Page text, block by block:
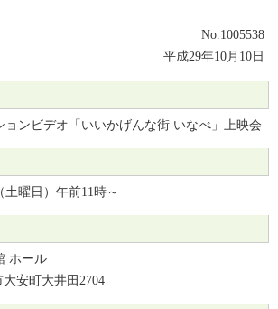
No.1005538
平成29年10月10日
ョンビデオ「いいかげんな街 いなべ」上映会
土曜日）午前11時～
ホール
大安町大井田2704